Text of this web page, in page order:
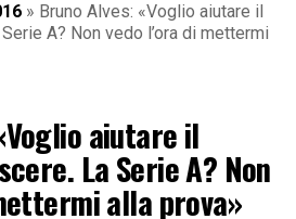
» Bruno Alves: «Voglio aiutare il
A? Non vedo l’ora di mettermi
aiutare il
La Serie A? Non
alla prova»